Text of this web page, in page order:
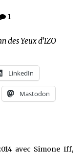
1
des Yeux d’IZO
LinkedIn
Mastodon
avec Simone Iff,